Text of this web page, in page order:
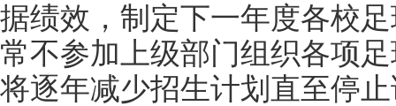
据绩效，制定下一年度各校
常不参加上级部门组织各项
将逐年减少招生计划直至停